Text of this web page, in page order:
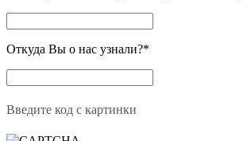
Откуда Вы о нас узнали?*
Введите код с картинки